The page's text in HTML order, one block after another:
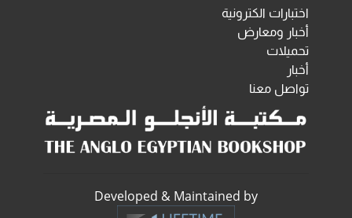
اختبارات الكترونية
أخبار ومعارض
تحميلات
أخبار
تواصل معنا
Developed & Maintained by